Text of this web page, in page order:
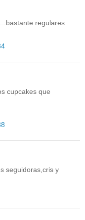
regulares
cupcakes que
seguidoras,cris y